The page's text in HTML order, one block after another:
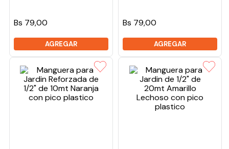
Bs 79,00
AGREGAR
Bs 79,00
AGREGAR